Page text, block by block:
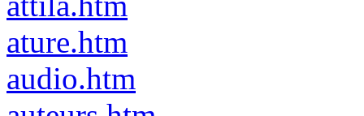
ature.htm
audio.htm